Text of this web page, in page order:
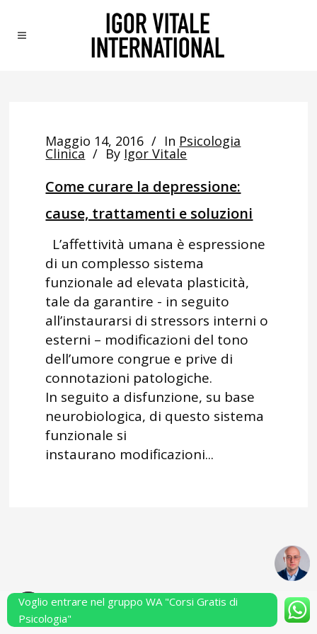
Maggio 14, 2016 In Psicologia
Clinica By Igor Vitale
Come curare la depressione:
cause, trattamenti e soluzioni
L’affettività umana è espressione
di un complesso sistema
funzionale ad elevata plasticità,
tale da garantire - in seguito
all’instaurarsi di stressors interni o
esterni – modificazioni del tono
dell’umore congrue e prive di
connotazioni patologiche.
In seguito a disfunzione, su base
neurobiologica, di questo sistema
funzionale si
instaurano modificazioni...
Powered by Performarsi S.a.s.
Voglio entrare nel gruppo WA "Corsi Gratis di
Psicologia"